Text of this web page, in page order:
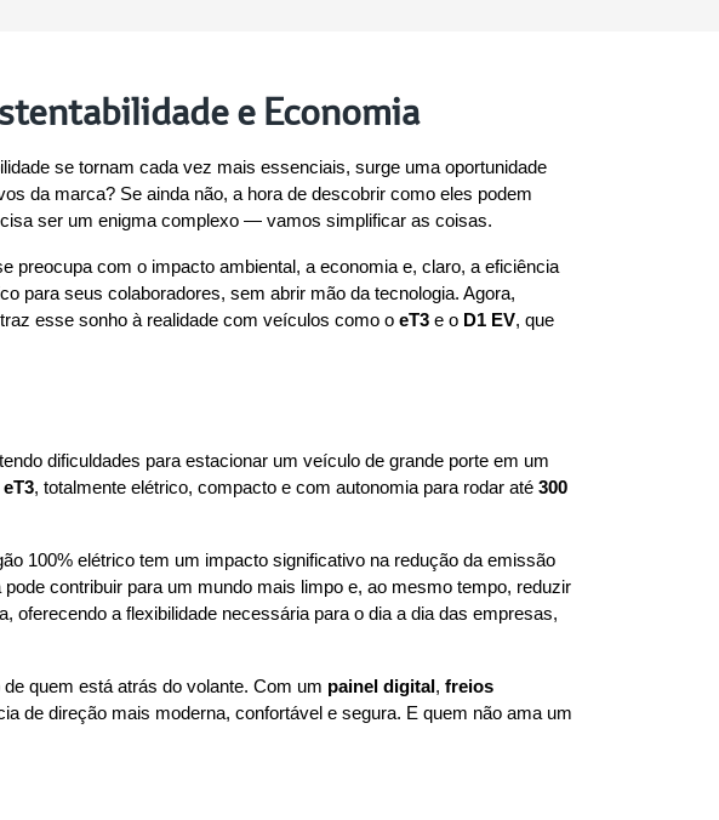
e Economia
se tornam cada vez mais essenciais, surge uma oportunidade
da marca? Se ainda não, a hora de descobrir como eles podem
ser um enigma complexo — vamos simplificar as coisas.
preocupa com o impacto ambiental, a economia e, claro, a eficiência
para seus colaboradores, sem abrir mão da tecnologia. Agora,
traz esse sonho à realidade com veículos como o eT3 e o D1 EV, que
dificuldades para estacionar um veículo de grande porte em um
eT3, totalmente elétrico, compacto e com autonomia para rodar até 300
100% elétrico tem um impacto significativo na redução da emissão
contribuir para um mundo mais limpo e, ao mesmo tempo, reduzir
oferecendo a flexibilidade necessária para o dia a dia das empresas,
quem está atrás do volante. Com um painel digital , freios